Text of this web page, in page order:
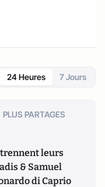
24 Heures 7 Jours
PLUS PARTAGES
leurs
& Samuel
di Caprio